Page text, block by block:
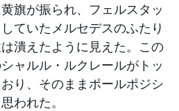
旗が振られ、フェルスタッ
ていたメルセデスのふたり
潰えたように見えた。この
ャルル・ルクレールがトッ
り、そのままポールポジシ
われた。